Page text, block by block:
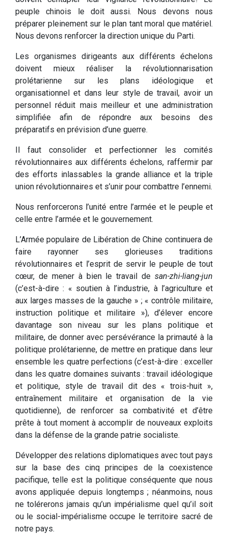
peuple chinois le doit aussi. Nous devons nous
préparer pleinement sur le plan tant moral que matériel.
Nous devons renforcer la direction unique du Parti.
Les organismes dirigeants aux différents échelons
doivent mieux réaliser la révolutionnarisation
prolétarienne sur les plans idéologique et
organisationnel et dans leur style de travail, avoir un
personnel réduit mais meilleur et une administration
simplifiée afin de répondre aux besoins des
préparatifs en prévision d’une guerre.
Il faut consolider et perfectionner les comités
révolutionnaires aux différents échelons, raffermir par
des efforts inlassables la grande alliance et la triple
union révolutionnaires et s’unir pour combattre l’ennemi.
Nous renforcerons l’unité entre l’armée et le peuple et
celle entre l’armée et le gouvernement.
L’Armée populaire de Libération de Chine continuera de
faire rayonner ses glorieuses traditions
révolutionnaires et l’esprit de servir le peuple de tout
cœur, de mener à bien le travail de san-zhi-liang-jun
(c’est-à-dire : « soutien à l’industrie, à l’agriculture et
aux larges masses de la gauche » ; « contrôle militaire,
instruction politique et militaire »), d’élever encore
davantage son niveau sur les plans politique et
militaire, de donner avec persévérance la primauté à la
politique prolétarienne, de mettre en pratique dans leur
ensemble les quatre perfections (c’est-à-dire : exceller
dans les quatre domaines suivants : travail idéologique
et politique, style de travail dit des « trois-huit »,
entraînement militaire et organisation de la vie
quotidienne), de renforcer sa combativité et d’être
prête à tout moment à accomplir de nouveaux exploits
dans la défense de la grande patrie socialiste.
Développer des relations diplomatiques avec tout pays
sur la base des cinq principes de la coexistence
pacifique, telle est la politique conséquente que nous
avons appliquée depuis longtemps ; néanmoins, nous
ne tolérerons jamais qu’un impérialisme quel qu’il soit
ou le social-impérialisme occupe le territoire sacré de
notre pays.